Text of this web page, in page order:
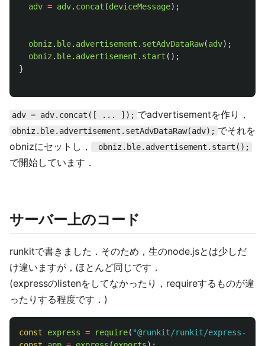
adv = adv. concat (deviceMessage);
obniz . ble. advertisement . setAdvDataRaw(adv);
obniz . ble. advertisement . start ();
}
adv = adv.concat([ ... ]); でadvertisementを作り，
obniz.ble.advertisement.setAdvDataRaw(adv); でそれを
obnizにセットし，
obniz.ble.advertisement.start();
で開始しています．
サーバー上のコード
runkitで書きました．そのため，生のnode.jsとは少しだ
け違いますが，ほとんど同じです．
(expressのlistenをしてなかったり，requireするものが違
ったりする程度です．)
const express = require( "@runkit/runkit/express-